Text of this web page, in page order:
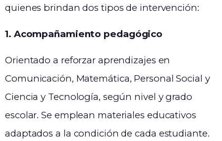
quienes brindan dos tipos de intervención:
1. Acompañamiento pedagógico
Orientado a reforzar aprendizajes en
Comunicación, Matemática, Personal Social y
Ciencia y Tecnología, según nivel y grado
escolar. Se emplean materiales educativos
adaptados a la condición de cada estudiante.